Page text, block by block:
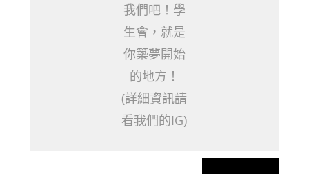
我們吧！學
生會，就是
你築夢開始
的地方！
(詳細資訊請
看我們的IG)